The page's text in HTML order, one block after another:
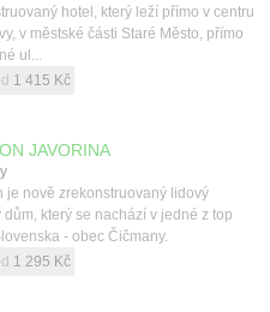
hotel, který leží přímo v centru
v městské části Staré Město, přímo
ul...
1 415 Kč
JAVORINA
je nově zrekonstruovaný lidový
dům, který se nachází v jedné z top
- obec Čičmany.
1 295 Kč